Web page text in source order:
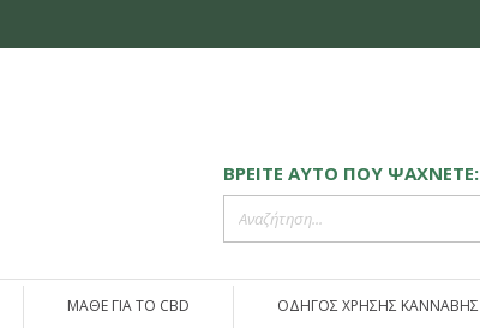
ΒΡΕΙΤΕ ΑΥΤΟ ΠΟΥ ΨΑΧΝΕΤΕ:
ΜΑΘΕ ΓΙΑ ΤΟ CBD ΟΔΗΓΟΣ ΧΡΗΣΗΣ ΚΑΝΝΑΒΗΣ